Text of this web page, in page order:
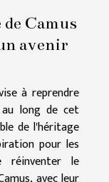
Camus
avenir
à reprendre
long de cet
de l'héritage
pour les
réinventer le